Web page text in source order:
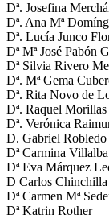
Dª. Josefina
Dª. Ana Mª
Dª. Lucía Junco
Dª Mª José Pabón
Dª Silvia Rivero
Dª. Mª Gema
Dª. Rita Novo de
Dª. Raquel Morillas
Dª. Verónica
D. Gabriel Robledo
Dª Carmina
Dª Eva Márquez
D Carlos
Dª Carmen Mª
Dª Katrin Rother